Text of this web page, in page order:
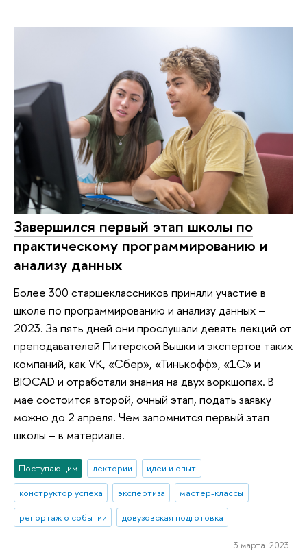
Завершился первый этап школы по
практическому программированию и
анализу данных
Более 300 старшеклассников приняли участие в
школе по программированию и анализу данных –
2023. За пять дней они прослушали девять лекций от
преподавателей Питерской Вышки и экспертов таких
компаний, как VK, «Сбер», «Тинькофф», «1С» и
BIOCAD и отработали знания на двух воркшопах. В
мае состоится второй, очный этап, подать заявку
можно до 2 апреля. Чем запомнится первый этап
школы – в материале.
Поступающим лектории
идеи и опыт
конструктор успеха
экспертиза
мастер-классы
репортаж о событии
довузовская подготовка
3 марта 2023